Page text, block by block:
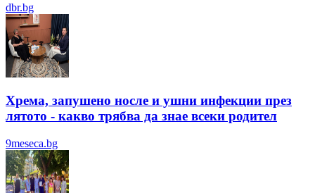
dbr.bg
Хрема, запушено носле и ушни инфекции през
лятотo - какво трябва да знае всеки родител
9meseca.bg